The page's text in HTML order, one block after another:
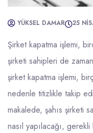
YÜKSEL DAMAR 25
Şirket kapatma işlemi,
şirketi sahipleri de
şirket kapatma işlemi,
nedenle titizlikle takip
makalede, şahıs şirketi
nasıl yapılacağı,